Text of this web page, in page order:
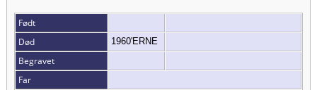
Født
Død
1960'ERNE
Begravet
Far